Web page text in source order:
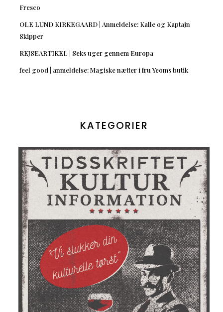
Fresco
OLE LUND KIRKEGAARD | Anmeldelse: Kalle og Kaptajn
Skipper
REJSEARTIKEL | Seks uger gennem Europa
feel good | anmeldelse: Magiske nætter i fru Yeoms butik
KATEGORIER